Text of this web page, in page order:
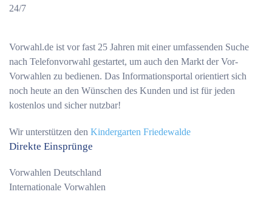
24/7
Vorwahl.de ist vor fast 25 Jahren mit einer umfassenden Suche
nach Telefonvorwahl gestartet, um auch den Markt der Vor-
Vorwahlen zu bedienen. Das Informationsportal orientiert sich
noch heute an den Wünschen des Kunden und ist für jeden
kostenlos und sicher nutzbar!
Wir unterstützen den Kindergarten Friedewalde
Direkte Einsprünge
Vorwahlen Deutschland
Internationale Vorwahlen